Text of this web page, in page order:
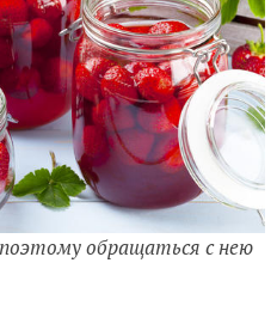
обращаться с нею